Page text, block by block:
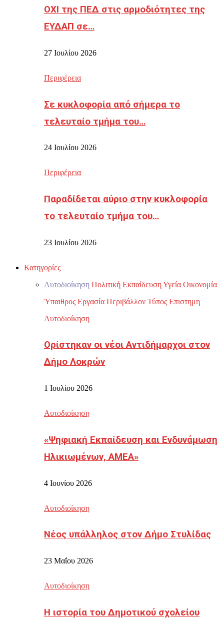
ΟΧΙ της ΠΕΔ στις αρμοδιότητες της
ΕΥΔΑΠ σε…
27 Ιουλίου 2026
Περιφέρεια
Σε κυκλοφορία από σήμερα το
τελευταίο τμήμα του…
24 Ιουλίου 2026
Περιφέρεια
Παραδίδεται αύριο στην κυκλοφορία
το τελευταίο τμήμα του…
23 Ιουλίου 2026
Κατηγορίες
Αυτοδιοίκηση Πολιτική ΕκπαίδευσηΥγεία Οικονομία
Ύπαιθρος Εργασία Περιβάλλον Τύπος Επιστημη
Αυτοδιοίκηση
Ορίστηκαν οι νέοι Αντιδήμαρχοι στον
Δήμο Λοκρών
1 Ιουλίου 2026
Αυτοδιοίκηση
«Ψηφιακή Εκπαίδευση και Ενδυνάμωση
Ηλικιωμένων, ΑΜΕΑ»
4 Ιουνίου 2026
Αυτοδιοίκηση
Νέος υπάλληλος στον Δήμο Στυλίδας
23 Μαΐου 2026
Αυτοδιοίκηση
Η ιστορία του Δημοτικού σχολείου